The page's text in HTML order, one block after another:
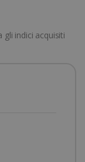
gli indici acquisiti